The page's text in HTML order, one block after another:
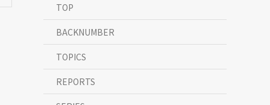
TOP
BACKNUMBER
TOPICS
REPORTS